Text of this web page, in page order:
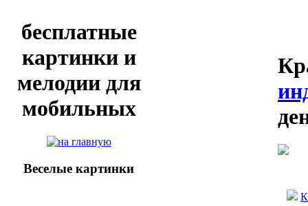
бесплатные
картинки и
мелодии для
мобильных
Веселые картинки